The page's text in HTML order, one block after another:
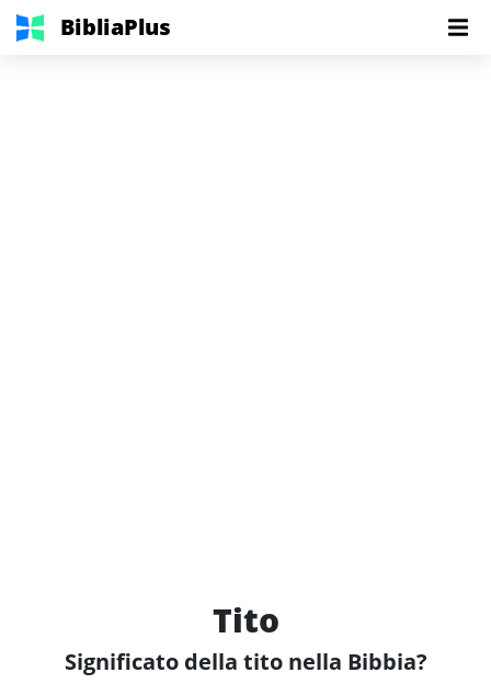
BibliaPlus
Tito
Significato della tito nella Bibbia?